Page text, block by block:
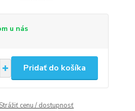
u nás
Pridať do košíka
Strážiť cenu / dostupnosť